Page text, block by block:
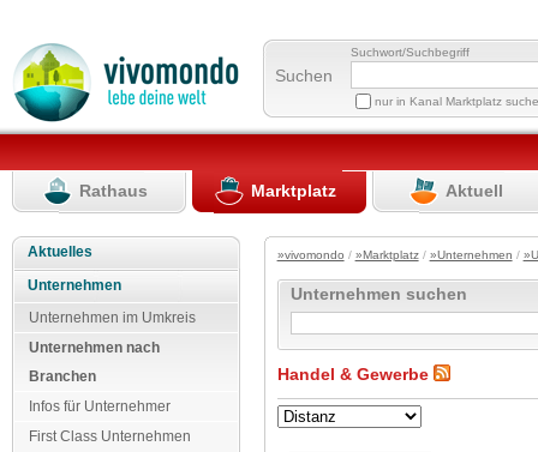
Suchen
Suchwort/Suchbegriff
nur in Kanal Marktplatz
Rathaus Marktplatz Aktuell
Aktuelles
Unternehmen
Unternehmen im Umkreis
Unternehmen nach
Branchen
Infos für Unternehmer
First Class Unternehmen
»vivomondo / »Marktplatz/ »Unternehmen /
Unternehmen suchen
Handel & Gewerbe